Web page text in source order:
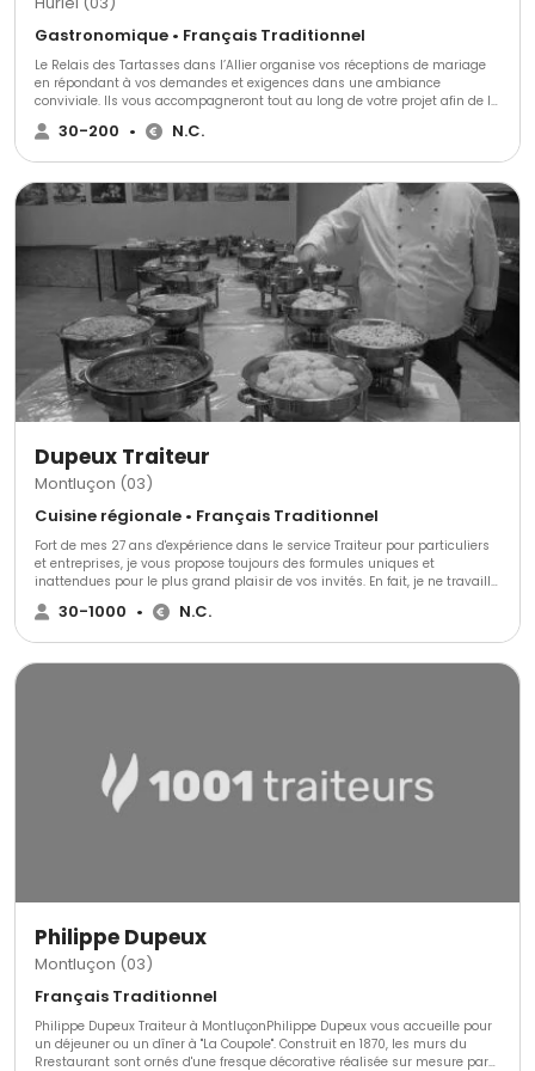
Gastronomique • Français Traditionnel
Le Relais des Tartasses dans l’Allier organise vos réceptions de mariage
en répondant à vos demandes et exigences dans une ambiance
conviviale. Ils vous accompagneront tout au long de votre projet afin de le
rendre inoubliable et unique. Ils vous proposent également leurs deux
salles (80 pers. Max).
30-200 • N.C.
Dupeux Traiteur
Montluçon (03)
Cuisine régionale • Français Traditionnel
Fort de mes 27 ans d'expérience dans le service Traiteur pour particuliers
et entreprises, je vous propose toujours des formules uniques et
inattendues pour le plus grand plaisir de vos invités. En fait, je ne travaille
pas comme mes confrères. Je vous garantis la qualité, le copieux, la
surprise et le sourire. Philippe DUPEUX Traiteur, c'est la passion d'une autre
30-1000 • N.C.
Philippe Dupeux
Montluçon (03)
Français Traditionnel
Philippe Dupeux Traiteur à MontluçonPhilippe Dupeux vous accueille pour
un déjeuner ou un dîner à "La Coupole". Construit en 1870, les murs du
Rrestaurant sont ornés d'une fresque décorative réalisée sur mesure par